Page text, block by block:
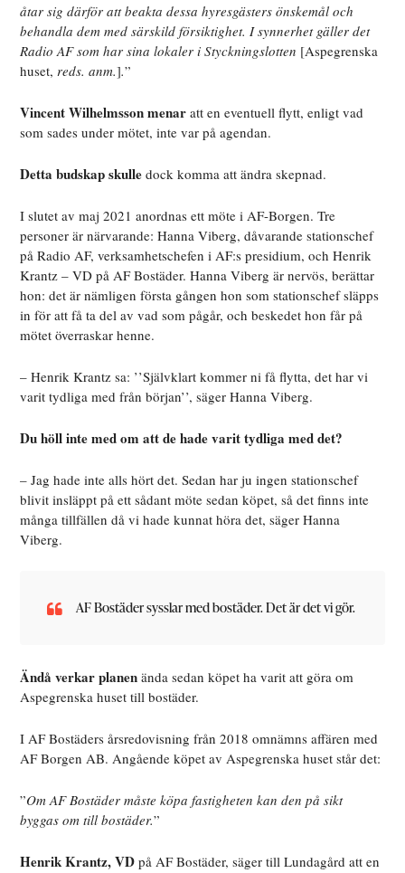
åtar sig därför att beakta dessa hyresgästers önskemål och
behandla dem med särskild försiktighet. I synnerhet gäller det
Radio AF som har sina lokaler i Styckningslotten [Aspegrenska
huset, reds. anm.].”
Vincent Wilhelmsson menar att en eventuell flytt, enligt vad
som sades under mötet, inte var på agendan.
Detta budskap skulle dock komma att ändra skepnad.
I slutet av maj 2021 anordnas ett möte i AF-Borgen. Tre
personer är närvarande: Hanna Viberg, dåvarande stationschef
på Radio AF, verksamhetschefen i AF:s presidium, och Henrik
Krantz – VD på AF Bostäder. Hanna Viberg är nervös, berättar
hon: det är nämligen första gången hon som stationschef släpps
in för att få ta del av vad som pågår, och beskedet hon får på
mötet överraskar henne.
– Henrik Krantz sa: ’’Självklart kommer ni få flytta, det har vi
varit tydliga med från början’’, säger Hanna Viberg.
Du höll inte med om att de hade varit tydliga med det?
– Jag hade inte alls hört det. Sedan har ju ingen stationschef
blivit insläppt på ett sådant möte sedan köpet, så det finns inte
många tillfällen då vi hade kunnat höra det, säger Hanna
Viberg.
AF Bostäder sysslar med bostäder. Det är det vi gör.
Ändå verkar planen ända sedan köpet ha varit att göra om
Aspegrenska huset till bostäder.
I AF Bostäders årsredovisning från 2018 omnämns affären med
AF Borgen AB. Angående köpet av Aspegrenska huset står det:
”Om AF Bostäder måste köpa fastigheten kan den på sikt
byggas om till bostäder.”
Henrik Krantz, VD på AF Bostäder, säger till Lundagård att en